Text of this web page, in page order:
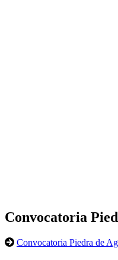
Convocatoria
Convocatoria Piedra de